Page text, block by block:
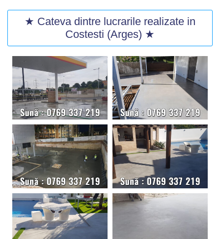
★ Cateva dintre lucrarile realizate in
Costesti (Arges) ★